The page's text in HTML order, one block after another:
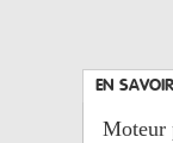
EN
Moteur